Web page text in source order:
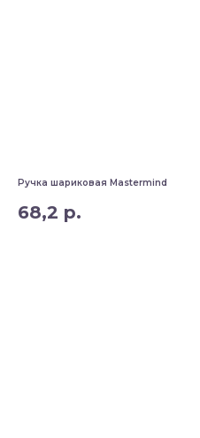
Ручка шариковая Mastermind
68,2 р.